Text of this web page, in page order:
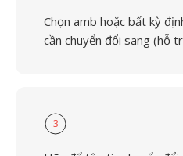
Chọn amb hoặc bất kỳ
cần chuyển đổi sang (hỗ
3